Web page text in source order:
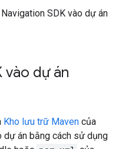
SDK vào dự án
vào dự án
Kho lưu trữ Maven của
dự án bằng cách sử dụng